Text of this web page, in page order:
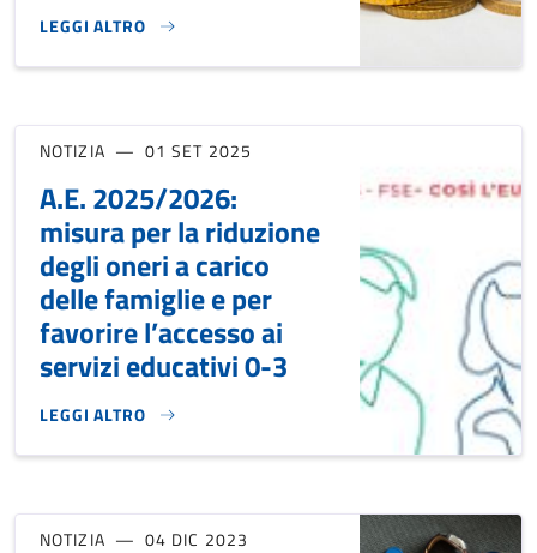
LEGGI ALTRO
DEFINIZIONE AGEVOLATA - “ROTTAMAZIONE QUINQUIES”}
NOTIZIA 01 SET 2025
A.E. 2025/2026:
misura per la riduzione
degli oneri a carico
delle famiglie e per
favorire l’accesso ai
servizi educativi 0-3
LEGGI ALTRO
A.E. 2025/2026: MISURA PER LA RIDUZIONE DEGLI ONERI A
NOTIZIA 04 DIC 2023